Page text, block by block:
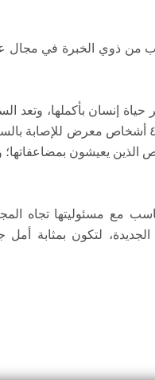
من ذوي الخبرة في مجال
إنسان بأكملها، وتعد
الأول للإعاقة والثاني للوفاة على مستوي العالم موضحا أن شخص واحد من كل ٤ أشخاص معرض
الأشخاص الذين يعيشون
مع مسئوليتها تجاه
لتكون بمثابة أمل